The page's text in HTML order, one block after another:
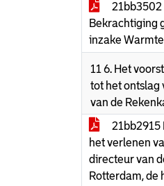
21bb3502
Bekrachtiging
inzake
11 6. Het
tot het ontslag
van de
21bb2915
het verlenen
directeur van
Rotterdam, de